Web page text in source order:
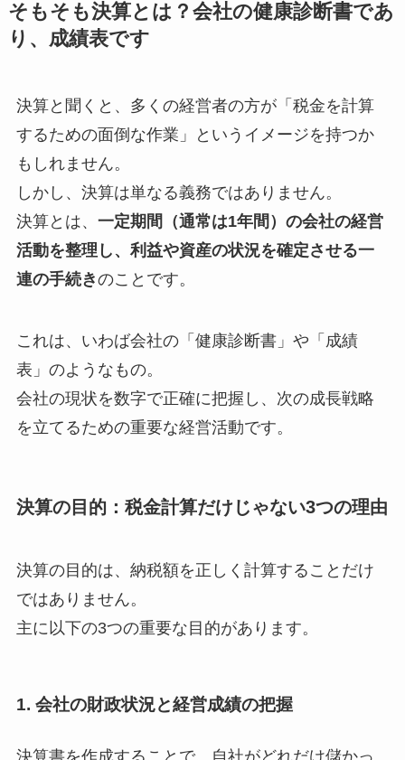
そもそも決算とは？会社の健康診断書であ
り、成績表です
決算と聞くと、多くの経営者の方が「税金を計算
するための面倒な作業」というイメージを持つか
もしれません。
しかし、決算は単なる義務ではありません。
決算とは、 一定期間（通常は1年間）の会社の経営
活動を整理し、利益や資産の状況を確定させる一
連の手続きのことです。
これは、いわば会社の「健康診断書」や「成績
表」のようなもの。
会社の現状を数字で正確に把握し、次の成長戦略
を立てるための重要な経営活動です。
決算の目的：税金計算だけじゃない3つの理由
決算の目的は、納税額を正しく計算することだけ
ではありません。
主に以下の3つの重要な目的があります。
1. 会社の財政状況と経営成績の把握